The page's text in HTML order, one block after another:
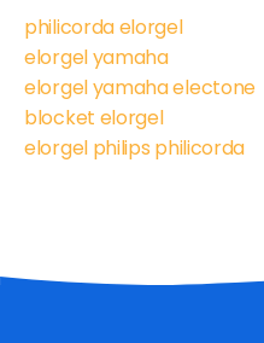
philicorda elorgel
elorgel yamaha
elorgel yamaha electone
blocket elorgel
elorgel philips philicorda